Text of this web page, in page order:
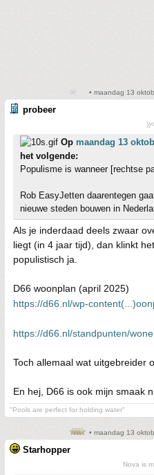
• maandag 13
probeer
Op maandag 13
het volgende:
Populisme is wanneer [rechtse
Rob EasyJetten daarentegen
nieuwe steden bouwen in
Als je inderdaad deels zwaar
liegt (in 4 jaar tijd), dan klinkt
populistisch ja.
D66 woonplan (april 2025)
https://d66.nl/wp-
https://d66.nl/standpunten/
Toch allemaal wat uitgebreider
En hej, D66 is ook mijn smaak
"Pools are perfect for holding water"
• maandag 13
Starhopper
Nova is